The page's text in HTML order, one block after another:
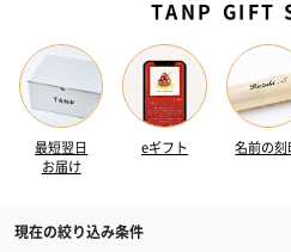
TANP GIFT
最短翌日
お届け
eギフト 名前の刻
現在の絞り込み条件